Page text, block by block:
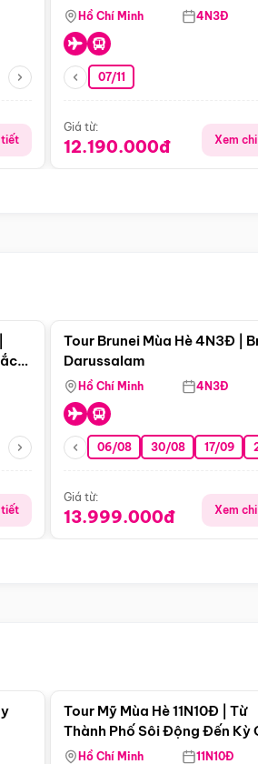
tiết
Penglipuran
Hồ Chí Minh 4N3Đ
07/11
Giá từ:
12.190.000đ Xem
tiết
Tour Brunei Mùa Hè 4N3Đ |
Darussalam
Hồ Chí Minh 4N3Đ
06/08 30/08 17/09
Giá từ:
13.999.000đ Xem
Tour Mỹ Mùa Hè 11N10Đ | Từ
Thành Phố Sôi Động Đến Kỳ
Thiên Nhiên Mỹ
Hồ Chí Minh 11N10Đ